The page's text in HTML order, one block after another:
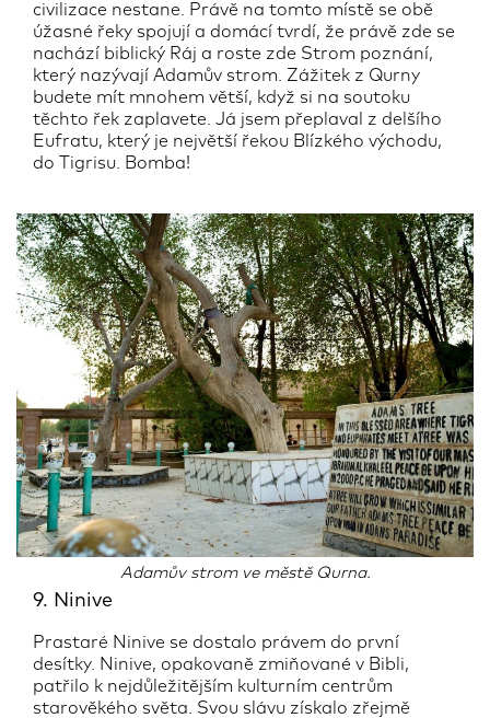
civilizace nestane. Právě na tomto místě se obě
úžasné řeky spojují a domácí tvrdí, že právě zde se
nachází biblický Ráj a roste zde Strom poznání,
který nazývají Adamův strom. Zážitek z Qurny
budete mít mnohem větší, když si na soutoku
těchto řek zaplavete. Já jsem přeplaval z delšího
Eufratu, který je největší řekou Blízkého východu,
do Tigrisu. Bomba!
Adamův strom ve městě Qurna.
9. Ninive
Prastaré Ninive se dostalo právem do první
desítky. Ninive, opakovaně zmiňované v Bibli,
patřilo k nejdůležitějším kulturním centrům
starověkého světa. Svou slávu získalo zřejmě